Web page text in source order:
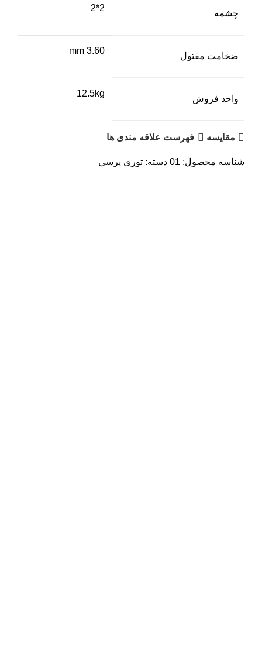
چشمه
2*2
ضخامت مفتول
mm 3.60
واحد فروش
12.5kg
مقایسه فهرست علاقه مندی ها
شناسه محصول: 01 دسته: توری پرسی